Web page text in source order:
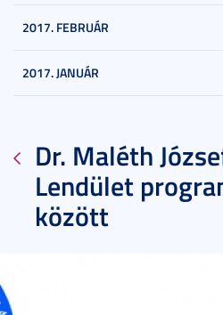
2017. FEBRUÁR
2017. JANUÁR
Dr. Maléth
Lendület
között